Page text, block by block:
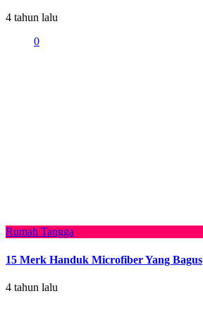
4 tahun lalu
0
Rumah Tangga
15 Merk Handuk Microfiber Yang Bagus
4 tahun lalu